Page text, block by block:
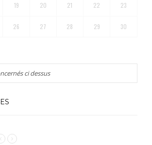
19 20 21 22 23
26 27 28 29 30
ci dessus